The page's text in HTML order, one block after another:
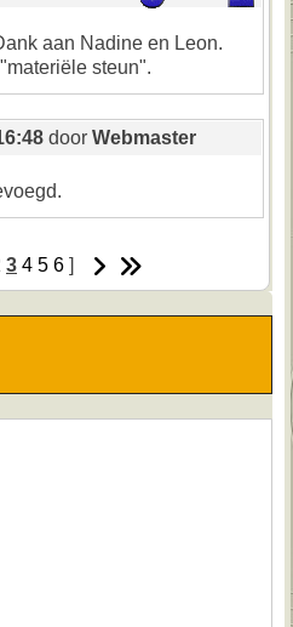
aan Nadine en Leon.
steun".
door Webmaster
3 4 5 6 ]